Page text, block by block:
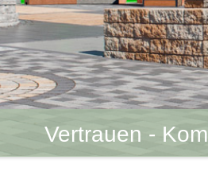
Vertrauen -